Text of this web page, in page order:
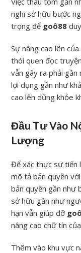
nghi sở hữu bước
trọng để goô88
Sự nâng cao lên
thói quen đọc
vẫn gây ra phải gần
lợi dụng gần như
cao lên dũng khỏe
Đầu Tư Vào
Lượng
Để xác thực sự tiến
mô tả bản quyền
bản quyền gần như
sở hữu gần như
hạn vẫn giúp đỡ
nâng cao chữ tín
Thêm vào khu vực